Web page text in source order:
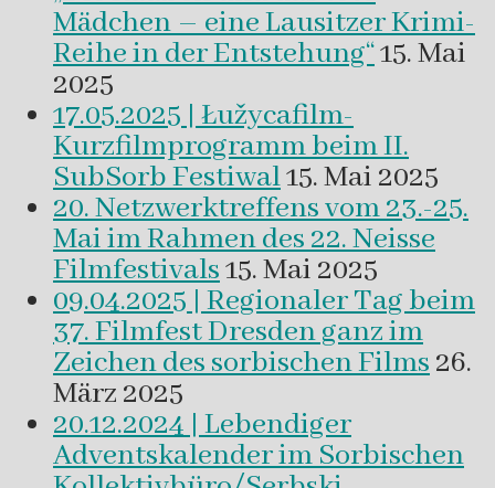
Mädchen – eine Lausitzer Krimi-
Reihe in der Entstehung“15. Mai
2025
17.05.2025 | Łužycafilm-
Kurzfilmprogramm beim II.
SubSorb Festiwal15. Mai 2025
20. Netzwerktreffens vom 23.-25.
Mai im Rahmen des 22. Neisse
Filmfestivals15. Mai 2025
09.04.2025 | Regionaler Tag beim
37. Filmfest Dresden ganz im
Zeichen des sorbischen Films 26.
März 2025
20.12.2024 | Lebendiger
Adventskalender im Sorbischen